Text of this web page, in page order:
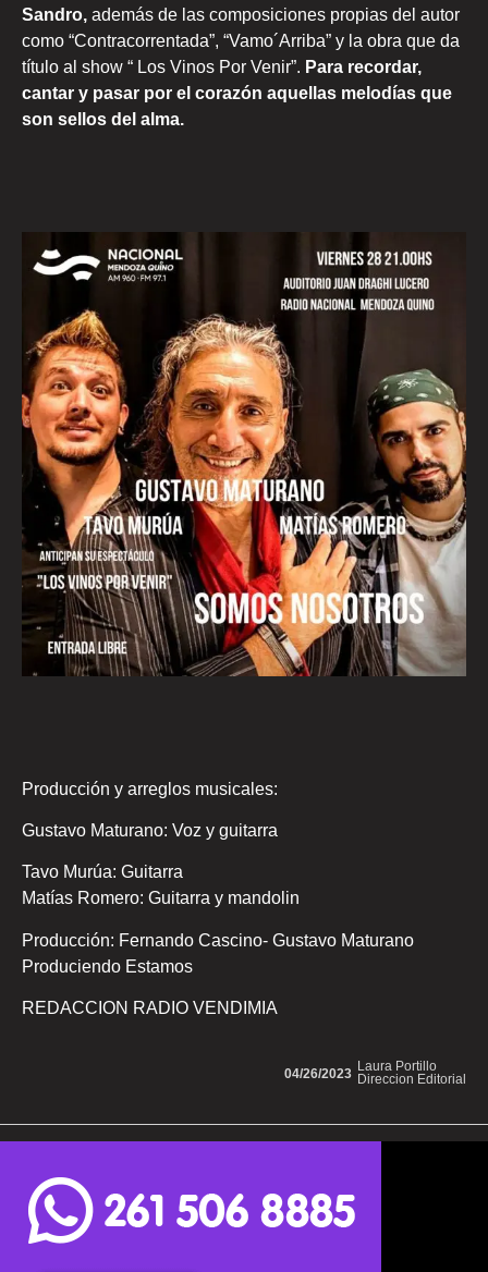
Sandro, además de las composiciones propias del autor
como “Contracorrentada”, “Vamo´Arriba” y la obra que da
título al show “ Los Vinos Por Venir”. Para recordar,
cantar y pasar por el corazón aquellas melodías que
son sellos del alma.
Producción y arreglos musicales:
Gustavo Maturano: Voz y guitarra
Tavo Murúa: Guitarra
Matías Romero: Guitarra y mandolin
Producción: Fernando Cascino- Gustavo Maturano
Produciendo Estamos
REDACCION RADIO VENDIMIA
Laura Portillo
Direccion Editorial
04/26/2023